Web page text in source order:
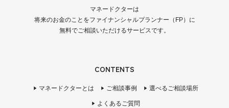
マネードクターは
将来のお金のことをファイナンシャルプランナー（FP）に
無料でご相談いただけるサービスです。
CONTENTS
マネードクターとは ご相談事例 選べるご相談場所
よくあるご質問